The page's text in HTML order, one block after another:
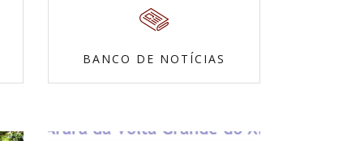
BANCO DE NOTÍCIAS